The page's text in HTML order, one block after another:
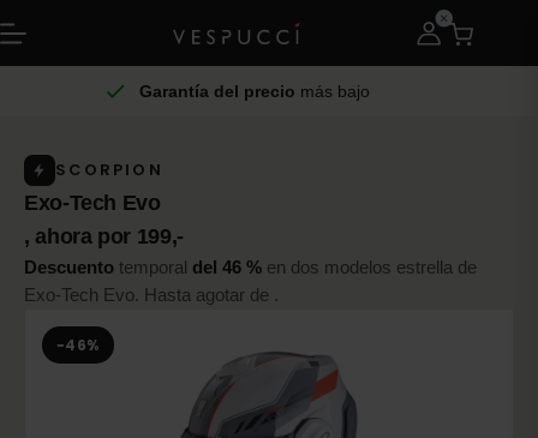
Garantía del precio más bajo
SCORPION
Exo-Tech Evo
, ahora por 199,-
Descuento temporal del 46 % en dos modelos estrella de
Exo-Tech Evo. Hasta agotar de .
−46%